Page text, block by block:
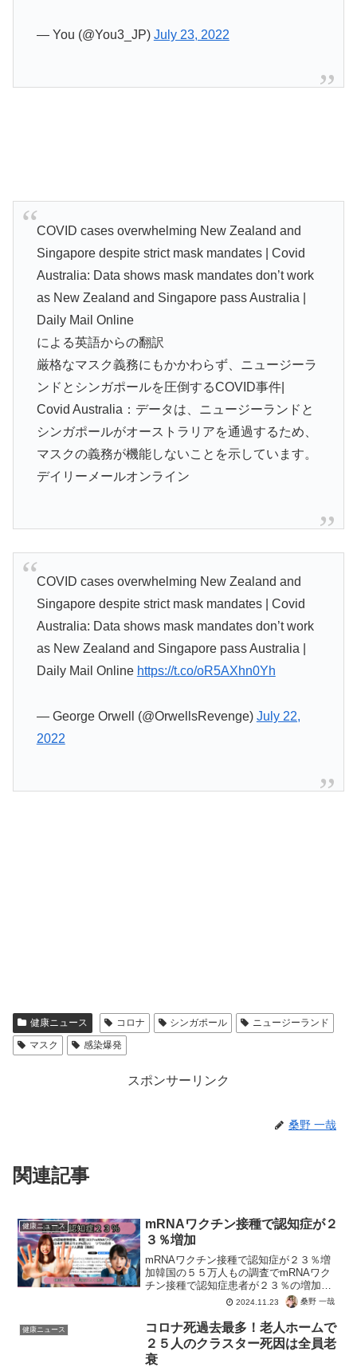
— You (@You3_JP) July 23, 2022
COVID cases overwhelming New Zealand and
Singapore despite strict mask mandates | Covid
Australia: Data shows mask mandates don’t work
as New Zealand and Singapore pass Australia |
Daily Mail Online
による英語からの翻訳
厳格なマスク義務にもかかわらず、ニュージーラ
ンドとシンガポールを圧倒するCOVID事件|
Covid Australia：データは、ニュージーランドと
シンガポールがオーストラリアを通過するため、
マスクの義務が機能しないことを示しています。
デイリーメールオンライン
COVID cases overwhelming New Zealand and
Singapore despite strict mask mandates | Covid
Australia: Data shows mask mandates don’t work
as New Zealand and Singapore pass Australia |
Daily Mail Online https://t.co/oR5AXhn0Yh
— George Orwell (@OrwellsRevenge) July 22,
2022
健康ニュース コロナ シンガポール
ニュージーランド
マスク
感染爆発
スポンサーリンク
桑野 一哉
関連記事
健康ニュース
mRNAワクチン接種で認知症が２
３％増加
mRNAワクチン接種で認知症が２３％増
加韓国の５５万人もの調査でmRNAワク
チン接種で認知症患者が２３％の増加。
#mRNA #ワクチン後遺症 #korea
pic.twitter.com/uG2Gz9LuLX— 桑野一哉
🌈 (@kuwano...
2024.11.23 桑野 一哉
健康ニュース
コロナ死過去最多！老人ホームで
２５人のクラスター死因は全員老
衰